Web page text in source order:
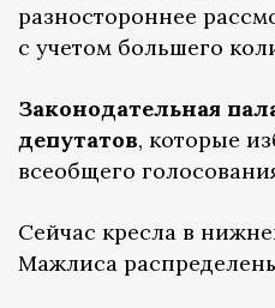
разностороннее
с учетом большего
Законодательная
депутатов, которые
всеобщего
Сейчас кресла в
Мажлиса